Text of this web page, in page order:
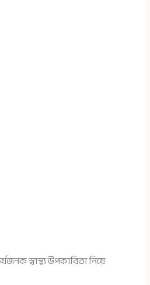
স্বাস্থ্য উপকারিতা নিয়ে